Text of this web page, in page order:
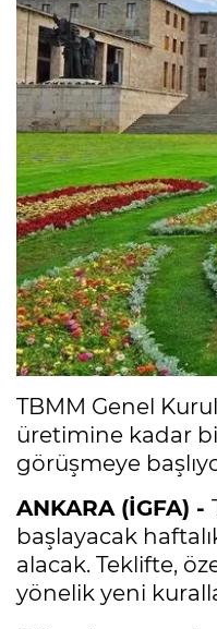
TBMM Genel
üretimine kadar
görüşmeye
ANKARA (İGFA) -
başlayacak
alacak. Teklifte,
yönelik yeni